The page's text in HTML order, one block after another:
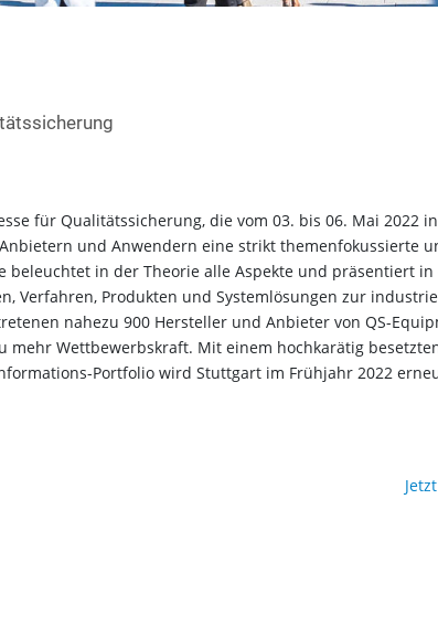
für Qualitätssicherung, die vom 03. bis 06. Mai 2022
und Anwendern eine strikt themenfokussierte
beleuchtet in der Theorie alle Aspekte und präsentiert
Verfahren, Produkten und Systemlösungen zur
nahezu 900 Hersteller und Anbieter von QS-
mehr Wettbewerbskraft. Mit einem hochkarätig
Portfolio wird Stuttgart im Frühjahr 2022